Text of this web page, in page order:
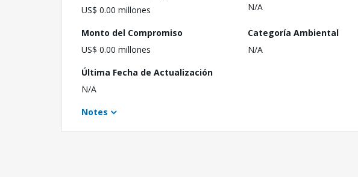
US$ 0.00 millones
N/A
Monto del Compromiso
US$ 0.00 millones
Categoría Ambiental
N/A
Última Fecha de Actualización
N/A
Notes